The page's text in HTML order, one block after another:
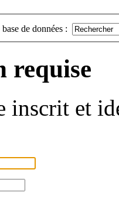
de données :
requise
inscrit et